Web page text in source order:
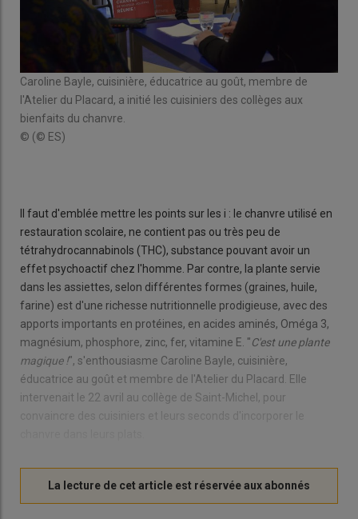
Caroline Bayle, cuisinière, éducatrice au goût, membre de
l'Atelier du Placard, a initié les cuisiniers des collèges aux
bienfaits du chanvre.
© (© ES)
Il faut d'emblée mettre les points sur les i : le chanvre utilisé en
restauration scolaire, ne contient pas ou très peu de
tétrahydrocannabinols (THC), substance pouvant avoir un
effet psychoactif chez l'homme. Par contre, la plante servie
dans les assiettes, selon différentes formes (graines, huile,
farine) est d'une richesse nutritionnelle prodigieuse, avec des
apports importants en protéines, en acides aminés, Oméga 3,
magnésium, phosphore, zinc, fer, vitamine E. "C'est une plante
magique !", s'enthousiasme Caroline Bayle, cuisinière,
éducatrice au goût et membre de l'Atelier du Placard. Elle
intervenait le 22 avril au collège de Saint-Michel, pour
convaincre des cuisiniers et leurs seconds d'incorporer le